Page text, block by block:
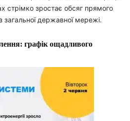
стрімко зростає обсяг прямого
загальної державної мережі.
графік ощадливого